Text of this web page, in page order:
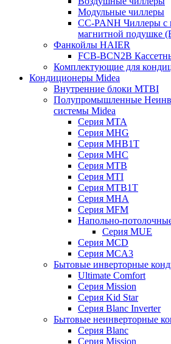
Модульные чиллеры
CC-PANH Чиллеры с
магнитной подушке
Фанкойлы HAIER
FCB-BCN2B
Комплектующие для
Кондиционеры Midea
Внутренние блоки MTBI
Полупромышленные
системы Midea
Серия MTA
Серия MHG
Серия MHB1T
Серия MHC
Серия MTB
Серия MTI
Серия MTB1T
Серия MHA
Серия MFM
Напольно-
Серия MUE
Серия MCD
Серия MCA3
Бытовые инверторные
Ultimate Comfort
Серия Mission
Серия Kid Star
Серия Blanc Inverter
Бытовые неинверторные
Серия Blanc
Серия Mission